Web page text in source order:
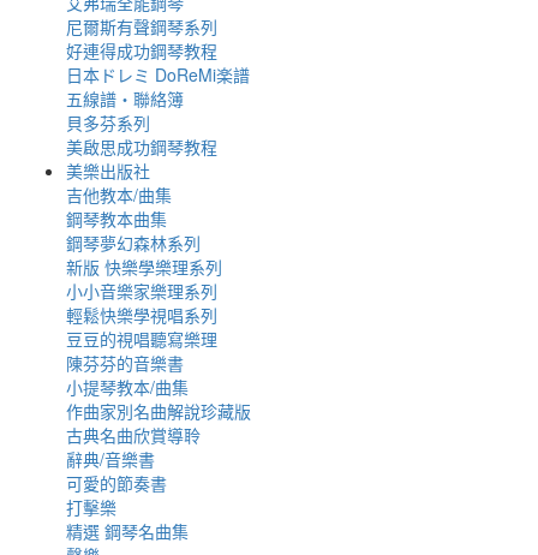
尼爾斯有聲鋼琴系列
好連得成功鋼琴教程
日本ドレミ DoReMi楽譜
五線譜‧聯絡簿
貝多芬系列
美啟思成功鋼琴教程
美樂出版社
吉他教本/曲集
鋼琴教本曲集
鋼琴夢幻森林系列
新版 快樂學樂理系列
小小音樂家樂理系列
輕鬆快樂學視唱系列
豆豆的視唱聽寫樂理
陳芬芬的音樂書
小提琴教本/曲集
作曲家別名曲解說珍藏版
古典名曲欣賞導聆
辭典/音樂書
可愛的節奏書
打擊樂
精選 鋼琴名曲集